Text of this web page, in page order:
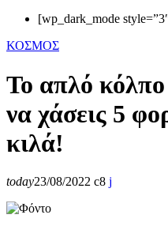
[wp_dark_mode
ΚΟΣΜΟΣ
Το απλό
να χάσεις 5
κιλά!
today23/08/2022 8